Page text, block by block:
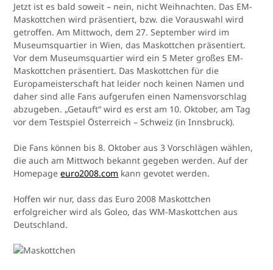
Jetzt ist es bald soweit – nein, nicht Weihnachten. Das EM-
Maskottchen wird präsentiert, bzw. die Vorauswahl wird
getroffen. Am Mittwoch, dem 27. September wird im
Museumsquartier in Wien, das Maskottchen präsentiert.
Vor dem Museumsquartier wird ein 5 Meter großes EM-
Maskottchen präsentiert. Das Maskottchen für die
Europameisterschaft hat leider noch keinen Namen und
daher sind alle Fans aufgerufen einen Namensvorschlag
abzugeben. „Getauft“ wird es erst am 10. Oktober, am Tag
vor dem Testspiel Österreich – Schweiz (in Innsbruck).
Die Fans können bis 8. Oktober aus 3 Vorschlägen wählen,
die auch am Mittwoch bekannt gegeben werden. Auf der
Homepageeuro2008.com kann gevotet werden.
Hoffen wir nur, dass das Euro 2008 Maskottchen
erfolgreicher wird als Goleo, das WM-Maskottchen aus
Deutschland.